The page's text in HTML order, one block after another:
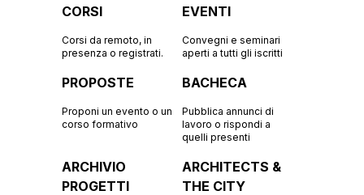
CORSI
Corsi da remoto, in
presenza o registrati.
EVENTI
Convegni e seminari
aperti a tutti gli iscritti
PROPOSTE
Proponi un evento o un
corso formativo
BACHECA
Pubblica annunci di
lavoro o rispondi a
quelli presenti
ARCHIVIO
PROGETTI
ARCHITECTS &
THE CITY